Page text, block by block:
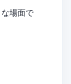
場面で